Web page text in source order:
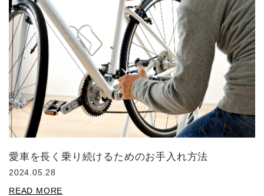
愛車を長く乗り続けるためのお手入れ方法
2024.05.28
READ MORE